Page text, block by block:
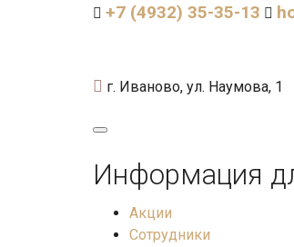
+7 (4932) 35-35-13
г. Иваново, ул. Наумова, 1
Информация
Акции
Сотрудники